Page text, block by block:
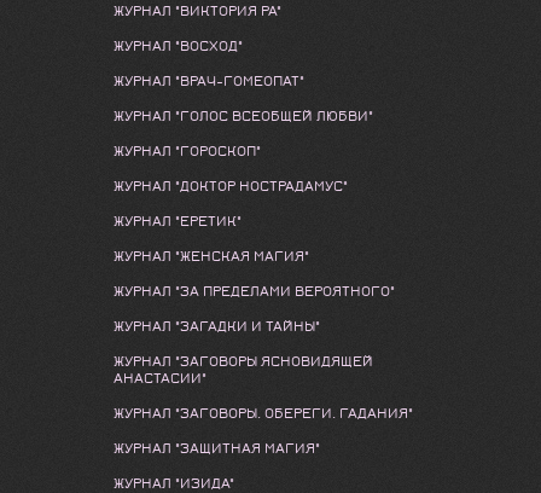
ЖУРНАЛ "ВИКТОРИЯ РА"
ЖУРНАЛ "ВОСХОД"
ЖУРНАЛ "ВРАЧ-ГОМЕОПАТ"
ЖУРНАЛ "ГОЛОС ВСЕОБЩЕЙ ЛЮБВИ"
ЖУРНАЛ "ГОРОСКОП"
ЖУРНАЛ "ДОКТОР НОСТРАДАМУС"
ЖУРНАЛ "ЕРЕТИК"
ЖУРНАЛ "ЖЕНСКАЯ МАГИЯ"
ЖУРНАЛ "ЗА ПРЕДЕЛАМИ ВЕРОЯТНОГО"
ЖУРНАЛ "ЗАГАДКИ И ТАЙНЫ"
ЖУРНАЛ "ЗАГОВОРЫ ЯСНОВИДЯЩЕЙ
АНАСТАСИИ"
ЖУРНАЛ "ЗАГОВОРЫ. ОБЕРЕГИ. ГАДАНИЯ"
ЖУРНАЛ "ЗАЩИТНАЯ МАГИЯ"
ЖУРНАЛ "ИЗИДА"